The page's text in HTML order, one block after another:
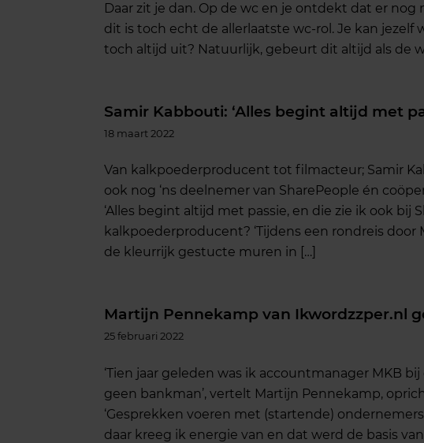
Daar zit je dan. Op de wc en je ontdekt dat er nog
dit is toch echt de allerlaatste wc-rol. Je kan jezelf
toch altijd uit? Natuurlijk, gebeurt dit altijd als de
Samir Kabbouti: ‘Alles begint altijd met
18 maart 2022
Van kalkpoederproducent tot filmacteur; Samir
ook nog ‘ns deelnemer van SharePeople én
‘Alles begint altijd met passie, en die zie ik ook bij
kalkpoederproducent? ‘Tijdens een rondreis
de kleurrijk gestucte muren in […]
Martijn Pennekamp van Ikwordzzper.nl
25 februari 2022
‘Tien jaar geleden was ik accountmanager MKB
geen bankman’, vertelt Martijn Pennekamp,
‘Gesprekken voeren met (startende)
daar kreeg ik energie van en dat werd de basis